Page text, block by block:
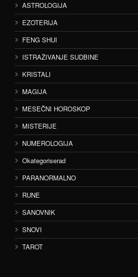
ASTROLOGIJA
EZOTERIJA
FENG SHUI
ISTRAŽIVANJE SUDBINE
KRISTALI
MAGIJA
MESEČNI HOROSKOP
MISTERIJE
NUMEROLOGIJA
Okategoriserad
PARANORMALNO
RUNE
SANOVNIK
SNOVI
TAROT